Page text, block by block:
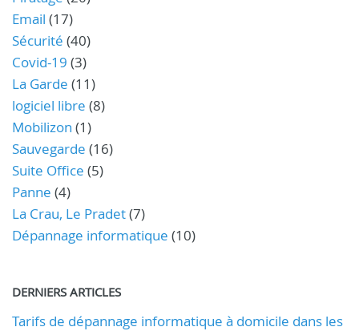
Email (17)
Sécurité (40)
Covid-19 (3)
La Garde (11)
logiciel libre (8)
Mobilizon (1)
Sauvegarde (16)
Suite Office (5)
Panne (4)
La Crau, Le Pradet(7)
Dépannage informatique (10)
DERNIERS ARTICLES
Tarifs de dépannage informatique à domicile dans les